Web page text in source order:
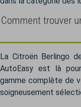
Comment trouver
La Citroën Berlingo
AutoEasy est là
gamme complète de
soigneusement